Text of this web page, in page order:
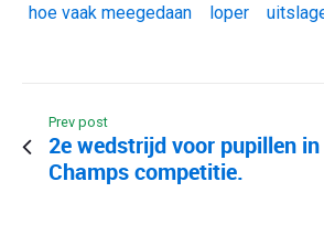
hoe vaak meegedaan loper
Prev post
2e wedstrijd voor pupillen
Champs competitie.